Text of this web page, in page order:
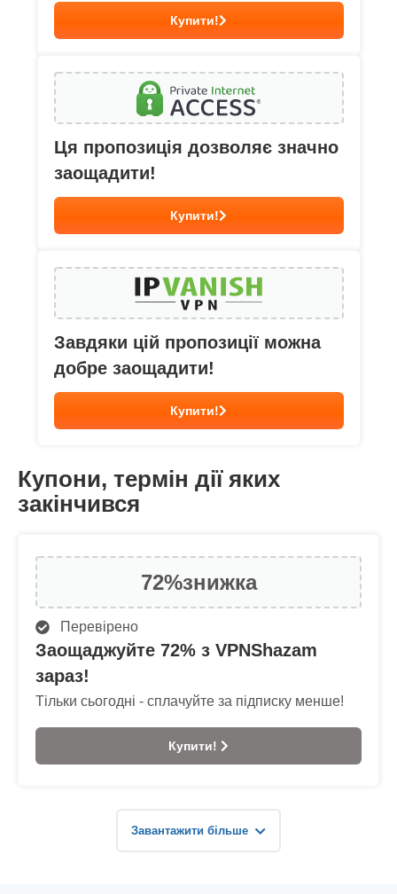
Купити!
Ця пропозиція дозволяє значно
заощадити!
Купити!
Завдяки цій пропозиції можна
добре заощадити!
Купити!
Купони, термін дії яких
закінчився
72%знижка
Перевірено
Заощаджуйте 72% з VPNShazam
зараз!
Тільки сьогодні - сплачуйте за підписку менше!
Купити!
Завантажити більше